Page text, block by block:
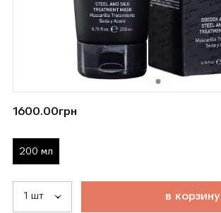
1600.00грн
200 мл
в корзину